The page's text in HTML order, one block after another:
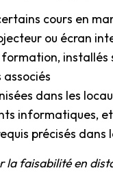
cours en
ou écran
dans les
informatiques,
précisés dans
la faisabilité en